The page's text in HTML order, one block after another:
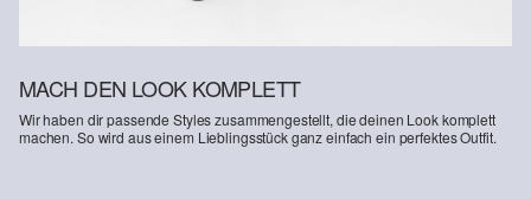
MACH DEN LOOK KOMPLETT
Wir haben dir passende Styles zusammengestellt, die deinen Look komplett
machen. So wird aus einem Lieblingsstück ganz einfach ein perfektes Outfit.